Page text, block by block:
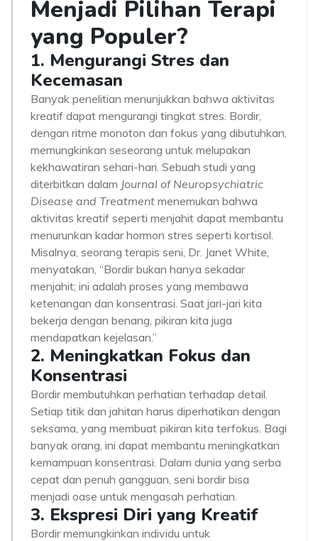
Menjadi Pilihan Terapi
yang Populer?
1. Mengurangi Stres dan
Kecemasan
Banyak penelitian menunjukkan bahwa aktivitas
kreatif dapat mengurangi tingkat stres. Bordir,
dengan ritme monoton dan fokus yang dibutuhkan,
memungkinkan seseorang untuk melupakan
kekhawatiran sehari-hari. Sebuah studi yang
diterbitkan dalam Journal of Neuropsychiatric
Disease and Treatment menemukan bahwa
aktivitas kreatif seperti menjahit dapat membantu
menurunkan kadar hormon stres seperti kortisol.
Misalnya, seorang terapis seni, Dr. Janet White,
menyatakan, “Bordir bukan hanya sekadar
menjahit; ini adalah proses yang membawa
ketenangan dan konsentrasi. Saat jari-jari kita
bekerja dengan benang, pikiran kita juga
mendapatkan kejelasan.”
2. Meningkatkan Fokus dan
Konsentrasi
Bordir membutuhkan perhatian terhadap detail.
Setiap titik dan jahitan harus diperhatikan dengan
seksama, yang membuat pikiran kita terfokus. Bagi
banyak orang, ini dapat membantu meningkatkan
kemampuan konsentrasi. Dalam dunia yang serba
cepat dan penuh gangguan, seni bordir bisa
menjadi oase untuk mengasah perhatian.
3. Ekspresi Diri yang Kreatif
Bordir memungkinkan individu untuk